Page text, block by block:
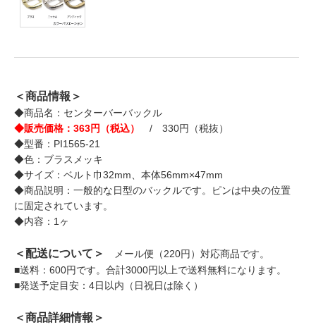
＜商品情報＞
◆商品名：センターバーバックル
◆販売価格：363円（税込）
/ 330円（税抜）
◆型番：PI1565-21
◆色：ブラスメッキ
◆サイズ：ベルト巾32mm、本体56mm×47mm
◆商品説明：一般的な日型のバックルです。ピンは中央の位置
に固定されています。
◆内容：1ヶ
＜配送について＞
メール便（220円）対応商品です。
■送料：600円です。合計3000円以上で送料無料になります。
■発送予定目安：4日以内（日祝日は除く）
＜商品詳細情報＞